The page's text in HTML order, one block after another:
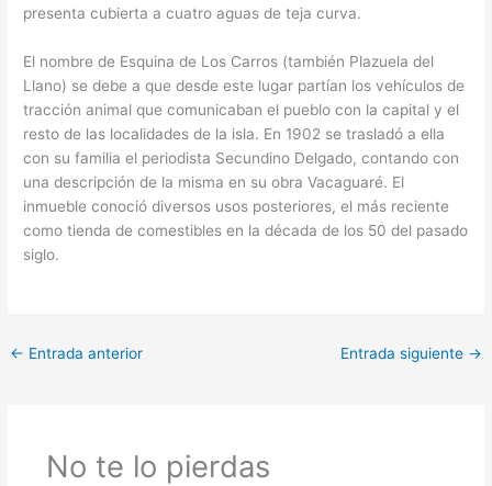
presenta cubierta a cuatro aguas de teja curva.
El nombre de Esquina de Los Carros (también Plazuela del
Llano) se debe a que desde este lugar partían los vehículos de
tracción animal que comunicaban el pueblo con la capital y el
resto de las localidades de la isla. En 1902 se trasladó a ella
con su familia el periodista Secundino Delgado, contando con
una descripción de la misma en su obra Vacaguaré. El
inmueble conoció diversos usos posteriores, el más reciente
como tienda de comestibles en la década de los 50 del pasado
siglo.
← Entrada anterior Entrada siguiente →
No te lo pierdas